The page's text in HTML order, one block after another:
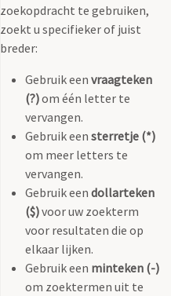
zoekopdracht te gebruiken,
zoekt u specifieker of juist
breder:
Gebruik een vraagteken
(?)om één letter te
vervangen.
Gebruik een sterretje (*)
om meer letters te
vervangen.
Gebruik een dollarteken
($)voor uw zoekterm
voor resultaten die op
elkaar lijken.
Gebruik een minteken (-)
om zoektermen uit te